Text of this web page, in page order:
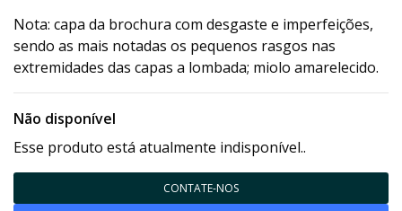
Nota: capa da brochura com desgaste e imperfeições,
sendo as mais notadas os pequenos rasgos nas
extremidades das capas a lombada; miolo amarelecido.
Não disponível
Esse produto está atualmente indisponível..
CONTATE-NOS